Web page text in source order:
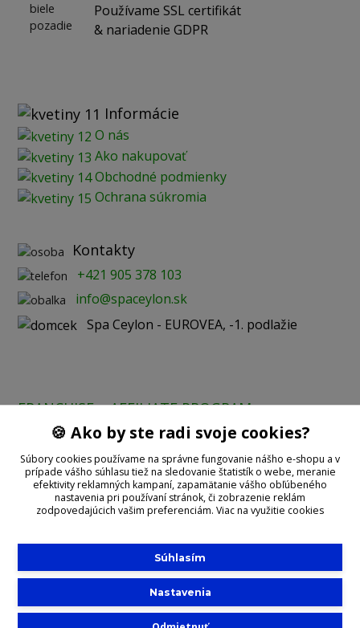
Používame SSL certifikát
& nariadenie GDPR
Informácie
O nás
Ako nakupovať
Obchodné podmienky
Ochrana súkromia
Kontakty
+421 905 378 103
info@spaceylon.sk
Spa Ceylon - EUROVEA, -1. podlažie
FRANCHISE AFFILIATE PROGRAM
Prijímame online platby:
©2020 With
Slovensko
🍪 Ako by ste radi svoje cookies?
Súbory cookies používame na správne fungovanie nášho e-shopu a v
prípade vášho súhlasu tiež na sledovanie štatistík o webe, meranie
efektivity reklamných kampaní, zapamätanie vášho obľúbeného
nastavenia pri používaní stránok, či zobrazenie reklám
zodpovedajúcich vašim preferenciám. Viac na využitie cookies
Nastavenia
Súhlasím